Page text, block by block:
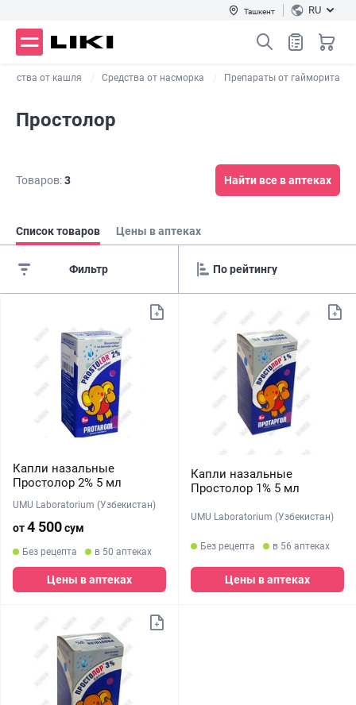
Ташкент RU
от кашля Средства от насморка Препараты от гайморита
Простолор
Товаров:3 Найти все в аптеках
Список товаров Цены в аптеках
Фильтр
Капли назальные
Простолор 2% 5 мл
UMU Laboratorium (Узбекистан)
от4 500сум
Без рецепта в 50 аптеках
Цены в аптеках
Капли назальные
Простолор 1% 5 мл
UMU Laboratorium (Узбекистан)
Без рецепта в 56 аптеках
Цены в аптеках